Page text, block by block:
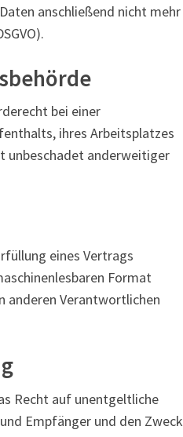
anschließend nicht mehr
bei einer
ihres Arbeitsplatzes
unbeschadet anderweitiger
eines Vertrags
Format
anderen Verantwortlichen
Recht auf unentgeltliche
Empfänger und den Zweck